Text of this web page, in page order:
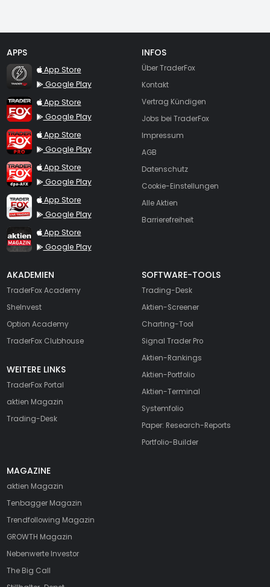
APPS
TraderFox Flash
App Store
Google Play
TraderFox App
App Store
Google Play
TraderFox Pro
App Store
Google Play
TraderFox dpa-AFX ProFeed
App Store
Google Play
TraderFox Live Trading
App Store
Google Play
TraderFox aktien Magazin
App Store
Google Play
INFOS
Über TraderFox
Kontakt
Vertrag Kündigen
Jobs bei TraderFox
Impressum
AGB
Datenschutz
Cookie-Einstellungen
Alle Aktien
Barrierefreiheit
AKADEMIEN
TraderFox Academy
SheInvest
Option Academy
TraderFox Clubhouse
WEITERE LINKS
TraderFox Portal
aktien Magazin
Trading-Desk
SOFTWARE-TOOLS
Trading-Desk
Aktien-Screener
Charting-Tool
Signal Trader Pro
Aktien-Rankings
Aktien-Portfolio
Aktien-Terminal
Systemfolio
Paper: Research-Reports
Portfolio-Builder
MAGAZINE
aktien Magazin
Tenbagger Magazin
Trendfollowing Magazin
GROWTH Magazin
Nebenwerte Investor
The Big Call